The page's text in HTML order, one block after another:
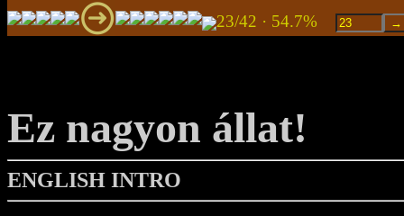
23/42 · 54.7%
Ez nagyon állat!
ENGLISH INTRO